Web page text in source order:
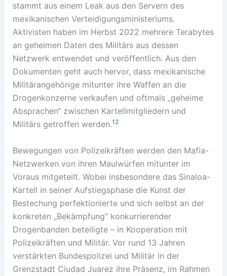
stammt aus einem Leak aus den Servern des
mexikanischen Verteidigungsministeriums.
Aktivisten haben im Herbst 2022 mehrere Terabytes
an geheimen Daten des Militärs aus dessen
Netzwerk entwendet und veröffentlich. Aus den
Dokumenten geht auch hervor, dass mexikanische
Militärangehörige mitunter ihre Waffen an die
Drogenkonzerne verkaufen und oftmals „geheime
Absprachen“ zwischen Kartellmitgliedern und
Militärs getroffen werden.12
Bewegungen von Polizeikräften werden den Mafia-
Netzwerken von ihren Maulwürfen mitunter im
Voraus mitgeteilt. Wobei insbesondere das Sinaloa-
Kartell in seiner Aufstiegsphase die Kunst der
Bestechung perfektionierte und sich selbst an der
konkreten „Bekämpfung“ konkurrierender
Drogenbanden beteiligte – in Kooperation mit
Polizeikräften und Militär. Vor rund 13 Jahren
verstärkten Bundespolizei und Militär in der
Grenzstadt Ciudad Juarez ihre Präsenz, im Rahmen